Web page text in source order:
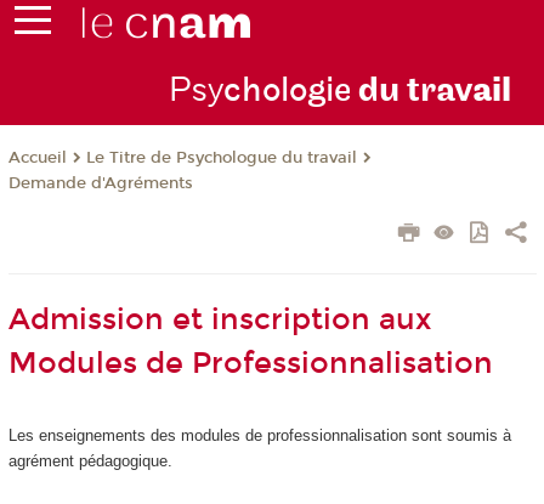
Psychologie du travail
Accueil
Le Titre de Psychologue du travail
Demande d'Agréments
Admission et inscription aux
Modules de Professionnalisation
Les enseignements des modules de professionnalisation sont soumis à
agrémentpédagogique.